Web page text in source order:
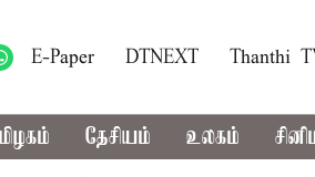
E-Paper DTNEXT Thanthi
தேசியம் உலகம்